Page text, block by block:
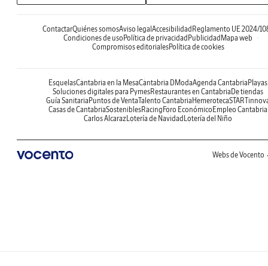
ContactarQuiénes somosAviso legal Accesibilidad Reglamento UE 2024/
Condiciones de uso Política de privacidad Publicidad Mapa web
Compromisos editorialesPolítica de cookies
EsquelasCantabria en la MesaCantabria DModaAgenda Cantabria Playas
Soluciones digitales para PymesRestaurantes en Cantabria De tiendas
Guía Sanitaria Puntos de VentaTalento Cantabria Hemeroteca
Casas de CantabriaSosteniblesRacing Foro Económico Empleo Cantabria
Carlos AlcarazLotería de Navidad Lotería del Niño
Webs de Vocento